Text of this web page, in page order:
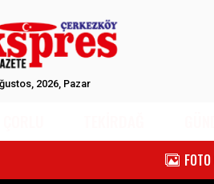
2026, Pazar